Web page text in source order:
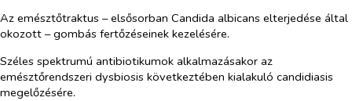
Az emésztőtraktus – elsősorban Candida albicans elterjedése által
okozott – gombás fertőzéseinek kezelésére.
Széles spektrumú antibiotikumok alkalmazásakor az
emésztőrendszeri dysbiosis következtében kialakuló candidiasis
megelőzésére.